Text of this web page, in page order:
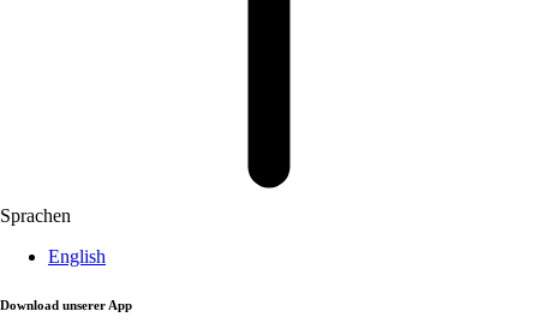
Sprachen
English
Download unserer App